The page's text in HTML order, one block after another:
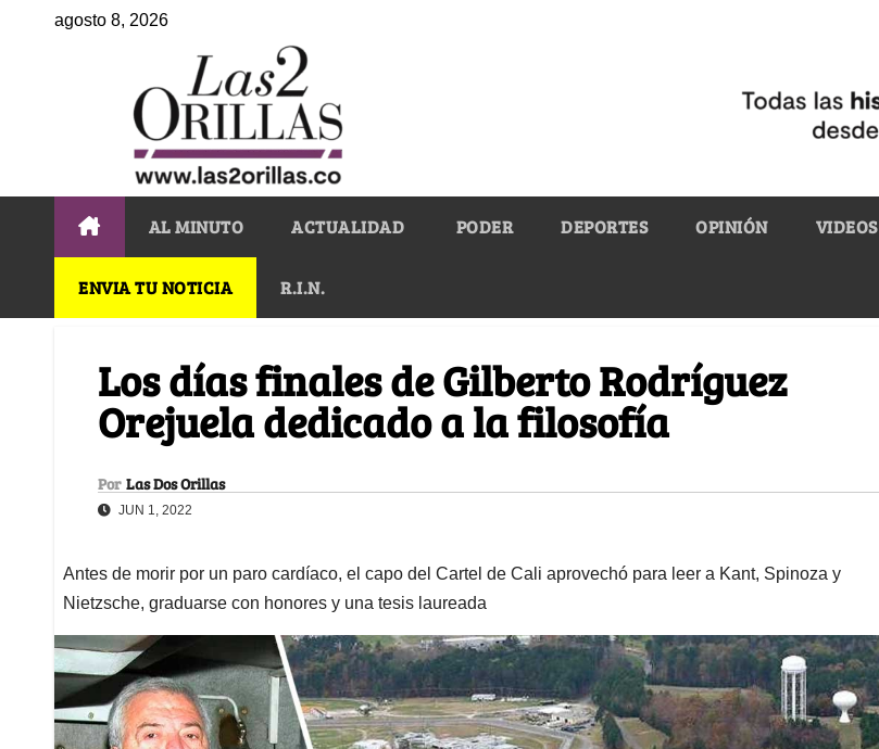
agosto 8, 2026
AL MINUTO ACTUALIDAD PODER DEPORTES OPINIÓN VIDEOS
ENVIA TU NOTICIA R.I.N.
Los días finales de Gilberto Rodríguez
Orejuela dedicado a la filosofía
Por Las Dos Orillas
JUN 1, 2022
Antes de morir por un paro cardíaco, el capo del Cartel de Cali aprovechó para leer a Kant, Spinoza y
Nietzsche, graduarse con honores y una tesis laureada